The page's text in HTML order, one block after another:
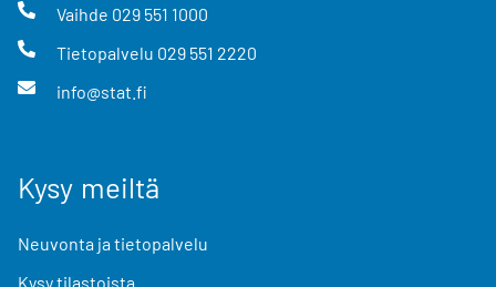
Vaihde 029 551 1000
Tietopalvelu 029 551 2220
info@stat.fi
Kysy meiltä
Neuvonta ja tietopalvelu
Kysy tilastoista